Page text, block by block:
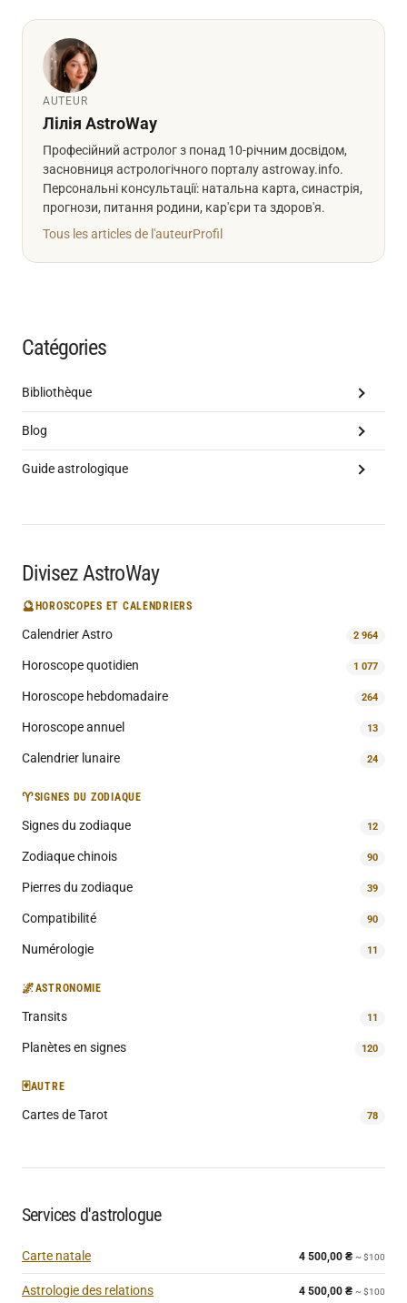
AUTEUR
Лілія AstroWay
Професійний астролог з понад 10-річним досвідом,
засновниця астрологічного порталу astroway.info.
Персональні консультації: натальна карта, синастрія,
прогнози, питання родини, кар'єри та здоров'я.
Tous les articles de l'auteurProfil
Catégories
Bibliothèque
Blog
Guide astrologique
Divisez AstroWay
🔮HOROSCOPES ET CALENDRIERS
Calendrier Astro 2 964
Horoscope quotidien 1 077
Horoscope hebdomadaire 264
Horoscope annuel 13
Calendrier lunaire 24
♈SIGNES DU ZODIAQUE
Signes du zodiaque 12
Zodiaque chinois 90
Pierres du zodiaque 39
Compatibilité 90
Numérologie 11
🌌ASTRONOMIE
Transits 11
Planètes en signes 120
🃏AUTRE
Cartes de Tarot 78
Services d'astrologue
Carte natale 4 500,00 ₴ ~ $100
Astrologie des relations 4 500,00 ₴ ~ $100